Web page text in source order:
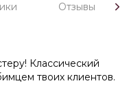
Отзывы
Классический
твоих клиентов.